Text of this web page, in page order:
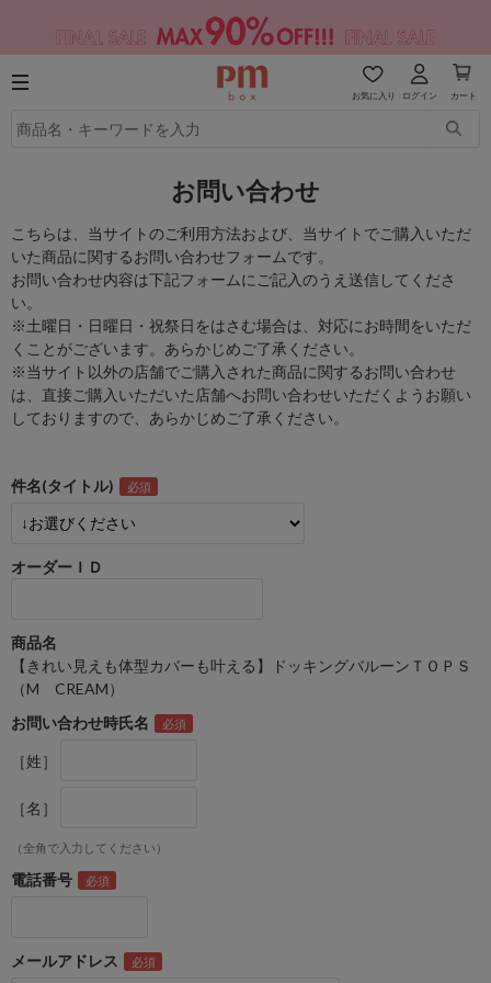
お気に入り ログイン カート
お問い合わせ
こちらは、当サイトのご利用方法および、当サイトでご購入いただ
いた商品に関するお問い合わせフォームです。
お問い合わせ内容は下記フォームにご記入のうえ送信してくださ
い。
※土曜日・日曜日・祝祭日をはさむ場合は、対応にお時間をいただ
くことがございます。あらかじめご了承ください。
※当サイト以外の店舗でご購入された商品に関するお問い合わせ
は、直接ご購入いただいた店舗へお問い合わせいただくようお願い
しておりますので、あらかじめご了承ください。
件名(タイトル)
オーダーＩＤ
商品名
【きれい見えも体型カバーも叶える】ドッキングバルーンＴＯＰＳ
（M CREAM）
お問い合わせ時氏名
［姓］
［名］
（全角で入力してください）
電話番号
メールアドレス